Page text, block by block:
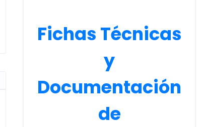
Fichas Técnicas
y
Documentación
de